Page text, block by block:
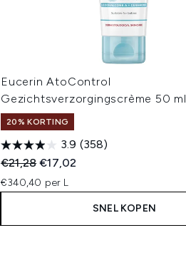
Eucerin AtoControl
Gezichtsverzorgingscrème 50 ml
20% KORTING
3.9 (358)
Recommended Retail Price:
€21,28Huidige prijs:
€17,02
€340,40 per L
SNEL KOPEN